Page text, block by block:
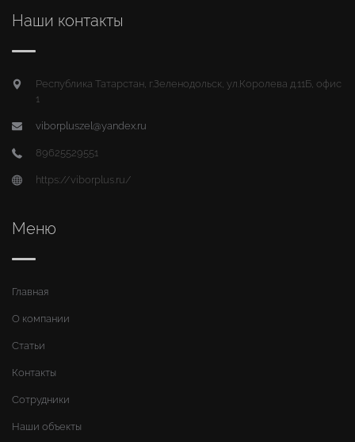
Наши контакты
Республика Татарстан, г.Зеленодольск, ул.Королева д.11Б, офис
1
viborpluszel@yandex.ru
89625529551
https://viborplus.ru/
Меню
Главная
О компании
Статьи
Контакты
Сотрудники
Наши объекты